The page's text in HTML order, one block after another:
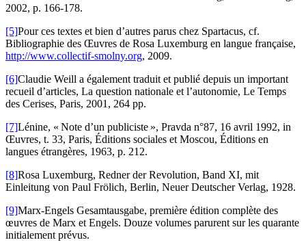
2002, p. 166-178.
[5]Pour ces textes et bien d’autres parus chez Spartacus, cf.
Bibliographie des Œuvres de Rosa Luxemburg en langue française,
http://www.collectif-smolny.org, 2009.
[6]Claudie Weill a également traduit et publié depuis un important
recueil d’articles, La question nationale et l’autonomie, Le Temps
des Cerises, Paris, 2001, 264 pp.
[7]Lénine, « Note d’un publiciste », Pravda n°87, 16 avril 1992, in
Œuvres, t. 33, Paris, Éditions sociales et Moscou, Éditions en
langues étrangères, 1963, p. 212.
[8]Rosa Luxemburg, Redner der Revolution, Band XI, mit
Einleitung von Paul Frölich, Berlin, Neuer Deutscher Verlag, 1928.
[9]Marx-Engels Gesamtausgabe, première édition complète des
œuvres de Marx et Engels. Douze volumes parurent sur les quarante
initialement prévus.